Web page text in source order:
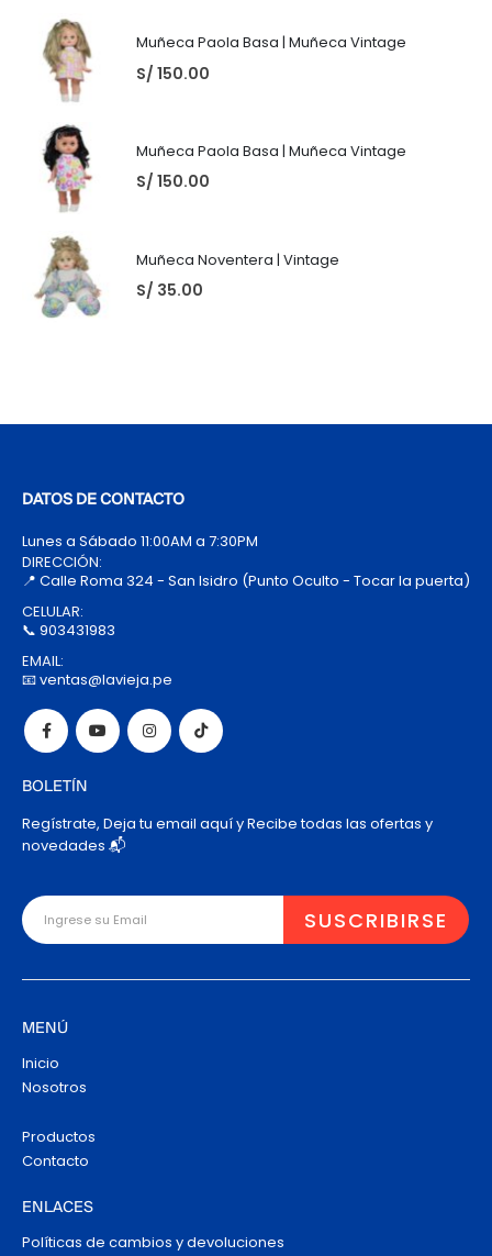
Muñeca Paola Basa | Muñeca Vintage
S/ 150.00
Muñeca Paola Basa | Muñeca Vintage
S/ 150.00
Muñeca Noventera | Vintage
S/ 35.00
DATOS DE CONTACTO
Lunes a Sábado 11:00AM a 7:30PM
DIRECCIÓN:
📍 Calle Roma 324 - San Isidro (Punto Oculto - Tocar la puerta)
CELULAR:
📞 903431983
EMAIL:
📧 ventas@lavieja.pe
BOLETÍN
Regístrate, Deja tu email aquí y Recibe todas las ofertas y
novedades 📬
MENÚ
Inicio
Nosotros
Productos
Contacto
ENLACES
Políticas de cambios y devoluciones